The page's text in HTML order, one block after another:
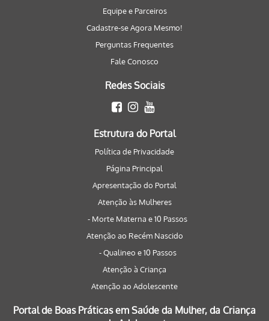
Equipe e Parceiros
Cadastre-se Agora Mesmo!
Perguntas Frequentes
Fale Conosco
Redes Sociais
Estrutura do Portal
Política de Privacidade
Página Principal
Apresentação do Portal
Atenção às Mulheres
- Morte Materna e 10 Passos
Atenção ao Recém Nascido
- Qualineo e 10 Passos
Atenção à Criança
Atenção ao Adolescente
Portal de Boas Práticas em Saúde da Mulher, da Criança